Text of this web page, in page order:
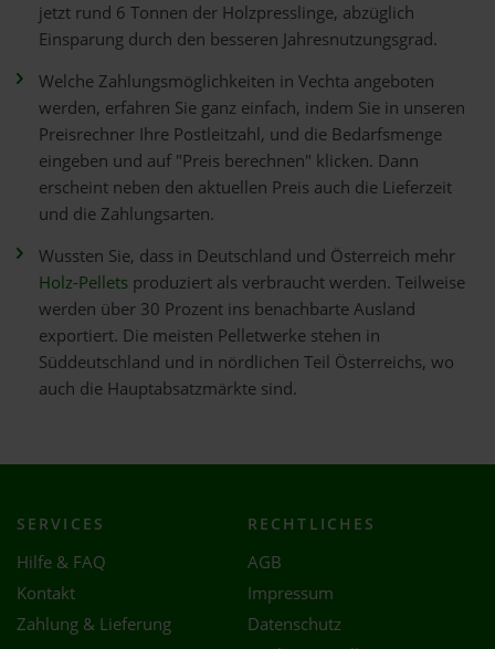
jetzt rund 6 Tonnen der Holzpresslinge, abzüglich
Einsparung durch den besseren Jahresnutzungsgrad.
Welche Zahlungsmöglichkeiten in Vechta angeboten
werden, erfahren Sie ganz einfach, indem Sie in unseren
Preisrechner Ihre Postleitzahl, und die Bedarfsmenge
eingeben und auf "Preis berechnen" klicken. Dann
erscheint neben den aktuellen Preis auch die Lieferzeit
und die Zahlungsarten.
Wussten Sie, dass in Deutschland und Österreich mehr
Holz-Pellets produziert als verbraucht werden. Teilweise
werden über 30 Prozent ins benachbarte Ausland
exportiert. Die meisten Pelletwerke stehen in
Süddeutschland und in nördlichen Teil Österreichs, wo
auch die Hauptabsatzmärkte sind.
SERVICES
Hilfe & FAQ
Kontakt
Zahlung & Lieferung
RECHTLICHES
AGB
Impressum
Datenschutz